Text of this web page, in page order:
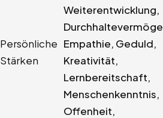
Persönliche
Stärken
Weiterentwicklung,
Empathie, Geduld,
Kreativität,
Lernbereitschaft,
Menschenkenntnis,
Offenheit,